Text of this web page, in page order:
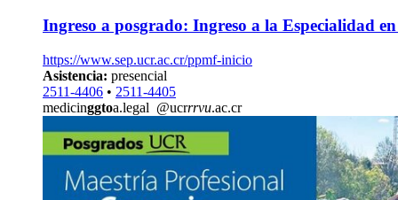
Ingreso a posgrado: Ingreso a la Especialidad
https://www.sep.ucr.ac.cr/ppmf-inicio
Asistencia: presencial
2511-4406 • 2511-4405
medicinggtoa.legal @ucrrrvu.ac.cr